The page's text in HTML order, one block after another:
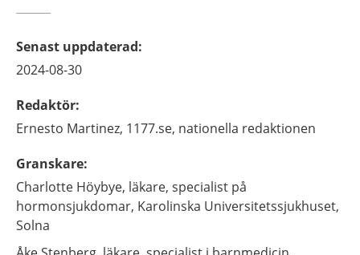
Senast uppdaterad:
2024-08-30
Redaktör:
Ernesto Martinez, 1177.se, nationella redaktionen
Granskare:
Charlotte Höybye, läkare, specialist på
hormonsjukdomar, Karolinska Universitetssjukhuset,
Solna